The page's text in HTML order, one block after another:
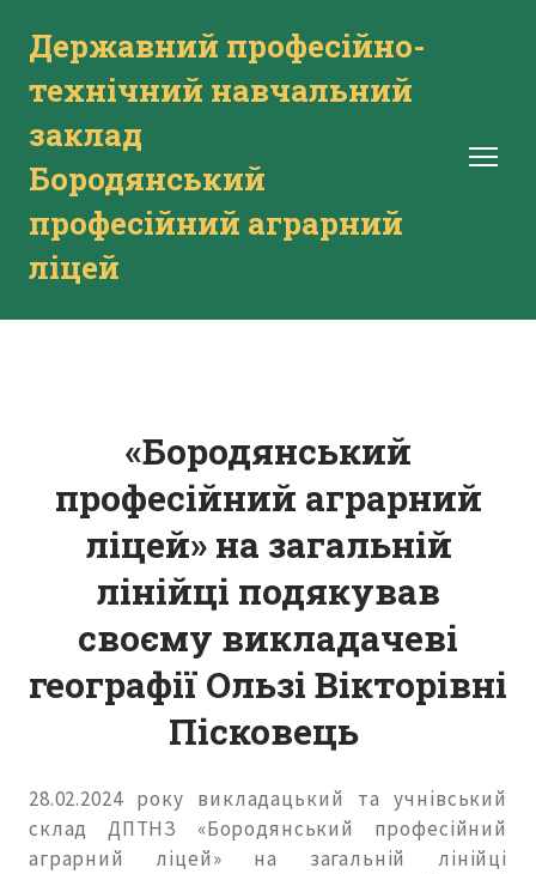
Державний професійно-
технічний навчальний
заклад
Бородянський
професійний аграрний
ліцей
«Бородянський
професійний аграрний
ліцей» на загальній
лінійці подякував
своєму викладачеві
географії Ользі Вікторівні
Пісковець
28.02.2024 року викладацький та учнівський
склад ДПТНЗ «Бородянський професійний
аграрний ліцей» на загальній лінійці